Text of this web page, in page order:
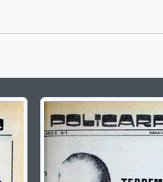
description title